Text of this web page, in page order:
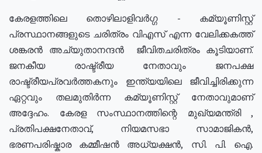
കേരളത്തിലെ തൊഴിലാളിവർഗ്ഗ - കമ്യൂണിസ്റ്റ്
പ്രസ്ഥാനങ്ങളുടെ ചരിത്രം വിഎസ് എന്ന വേലിക്കകത്ത്
ശങ്കരൻ അച്യുതാനന്ദൻ ജീവിതചരിത്രം കൂടിയാണ്.
ജനകീയ രാഷ്ട്രീയ നേതാവും ജനപക്ഷ
രാഷ്ട്രീയപ്രവർത്തകനും ഇന്ത്യയിലെ ജീവിച്ചിരിക്കുന്ന
ഏറ്റവും തലമുതിർന്ന കമ്യൂണിസ്റ്റ് നേതാവുമാണ്
അദ്ദേഹം. കേരള സംസ്ഥാനത്തിന്റെ മുഖ്യമന്ത്രി ,
പ്രതിപക്ഷനേതാവ്, നിയമസഭാ സാമാജികൻ,
ഭരണപരിഷ്കാര കമ്മീഷൻ അധ്യക്ഷൻ, സി. പി. ഐ.